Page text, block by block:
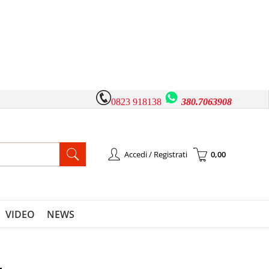
0823 918138 380.7063908
Accedi / Registrati
password e poi
"Accedi"
0,00
VIDEO NEWS